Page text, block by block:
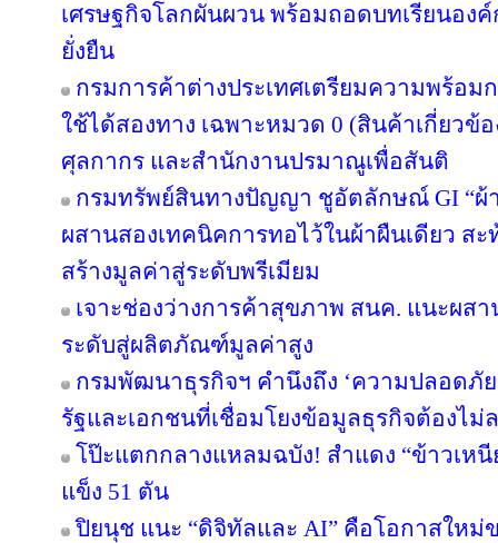
เศรษฐกิจโลกผันผวน พร้อมถอดบทเรียนอง
ยั่งยืน
กรมการค้าต่างประเทศเตรียมความพร้อ
ใช้ได้สองทาง เฉพาะหมวด 0 (สินค้าเกี่ยวข้
ศุลกากร และสำนักงานปรมาณูเพื่อสันติ
กรมทรัพย์สินทางปัญญา ชูอัตลักษณ์ GI “ผ้
ผสานสองเทคนิคการทอไว้ในผ้าผืนเดียว
สร้างมูลค่าสู่ระดับพรีเมียม
เจาะช่องว่างการค้าสุขภาพ สนค. แนะผส
ระดับสู่ผลิตภัณฑ์มูลค่าสูง
กรมพัฒนาธุรกิจฯ คำนึงถึง ‘ความปลอดภั
รัฐและเอกชนที่เชื่อมโยงข้อมูลธุรกิจต้องไ
โป๊ะแตกกลางแหลมฉบัง! สำแดง “ข้าวเห
แข็ง 51 ตัน
ปิยนุช แนะ “ดิจิทัลและ AI” คือโอกาสใหม่